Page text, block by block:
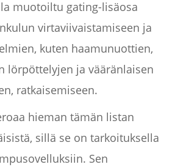
muotoiltu gating-lisäosa
virtaviivaistamiseen ja
kuten haamunuottien,
lörpöttelyjen ja vääränlaisen
ratkaisemiseen.
hieman tämän listan
sillä se on tarkoituksella
Sen